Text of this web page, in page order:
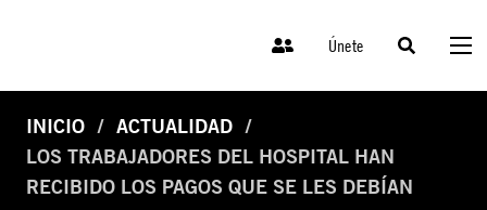
Únete
INICIO
ACTUALIDAD
LOS TRABAJADORES DEL HOSPITAL HAN
RECIBIDO LOS PAGOS QUE SE LES DEBÍAN